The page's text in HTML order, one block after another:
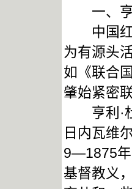
一、亨
中国红
为有源头
如《联合
肇始紧密
亨利·杜
日内瓦维
9—1875年
基督教义